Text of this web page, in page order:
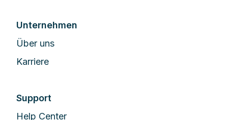
Unternehmen
Über uns
Karriere
Support
Help Center